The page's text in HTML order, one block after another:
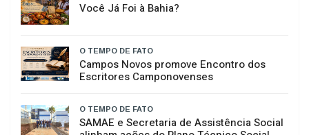
Você Já Foi à Bahia?
O TEMPO DE FATO
Campos Novos promove Encontro dos
Escritores Camponovenses
O TEMPO DE FATO
SAMAE e Secretaria de Assistência Social